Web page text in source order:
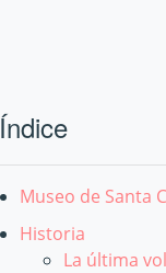
Índice
Museo de Santa
Historia
La última